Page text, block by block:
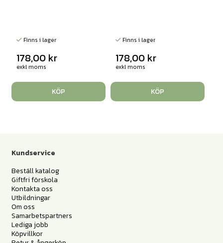
Finns i lager
178,00 kr
exkl moms
KÖP
Finns i lager
178,00 kr
exkl moms
KÖP
Kundservice
Beställ katalog
Giftfri förskola
Kontakta oss
Utbildningar
Om oss
Samarbetspartners
Lediga jobb
Köpvillkor